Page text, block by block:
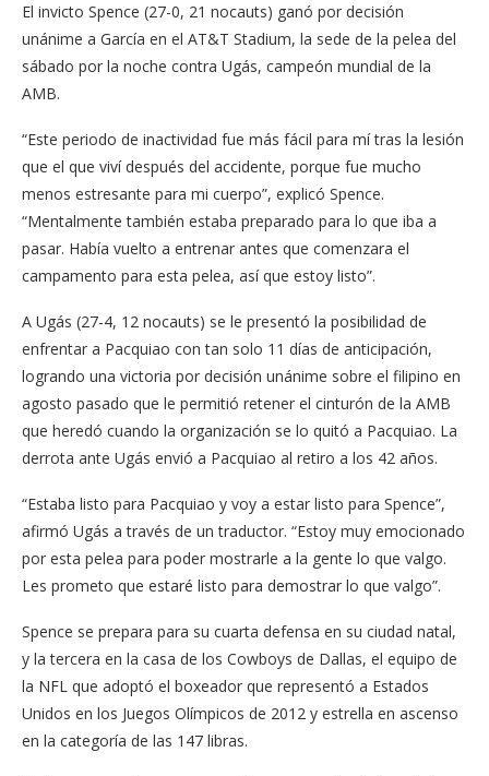
El invicto Spence (27-0, 21 nocauts) ganó por decisión
unánime a García en el AT&T Stadium, la sede de la pelea del
sábado por la noche contra Ugás, campeón mundial de la
AMB.
“Este periodo de inactividad fue más fácil para mí tras la lesión
que el que viví después del accidente, porque fue mucho
menos estresante para mi cuerpo”, explicó Spence.
“Mentalmente también estaba preparado para lo que iba a
pasar. Había vuelto a entrenar antes que comenzara el
campamento para esta pelea, así que estoy listo”.
A Ugás (27-4, 12 nocauts) se le presentó la posibilidad de
enfrentar a Pacquiao con tan solo 11 días de anticipación,
logrando una victoria por decisión unánime sobre el filipino en
agosto pasado que le permitió retener el cinturón de la AMB
que heredó cuando la organización se lo quitó a Pacquiao. La
derrota ante Ugás envió a Pacquiao al retiro a los 42 años.
“Estaba listo para Pacquiao y voy a estar listo para Spence”,
afirmó Ugás a través de un traductor. “Estoy muy emocionado
por esta pelea para poder mostrarle a la gente lo que valgo.
Les prometo que estaré listo para demostrar lo que valgo”.
Spence se prepara para su cuarta defensa en su ciudad natal,
y la tercera en la casa de los Cowboys de Dallas, el equipo de
la NFL que adoptó el boxeador que representó a Estados
Unidos en los Juegos Olímpicos de 2012 y estrella en ascenso
en la categoría de las 147 libras.